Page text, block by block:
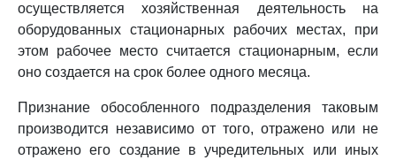
осуществляется хозяйственная деятельность на
оборудованных стационарных рабочих местах, при
этом рабочее место считается стационарным, если
оно создается на срок более одного месяца.
Признание обособленного подразделения таковым
производится независимо от того, отражено или не
отражено его создание в учредительных или иных